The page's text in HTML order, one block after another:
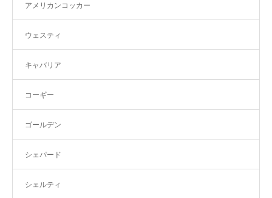
アメリカンコッカー
ウェスティ
キャバリア
コーギー
ゴールデン
シェパード
シェルティ